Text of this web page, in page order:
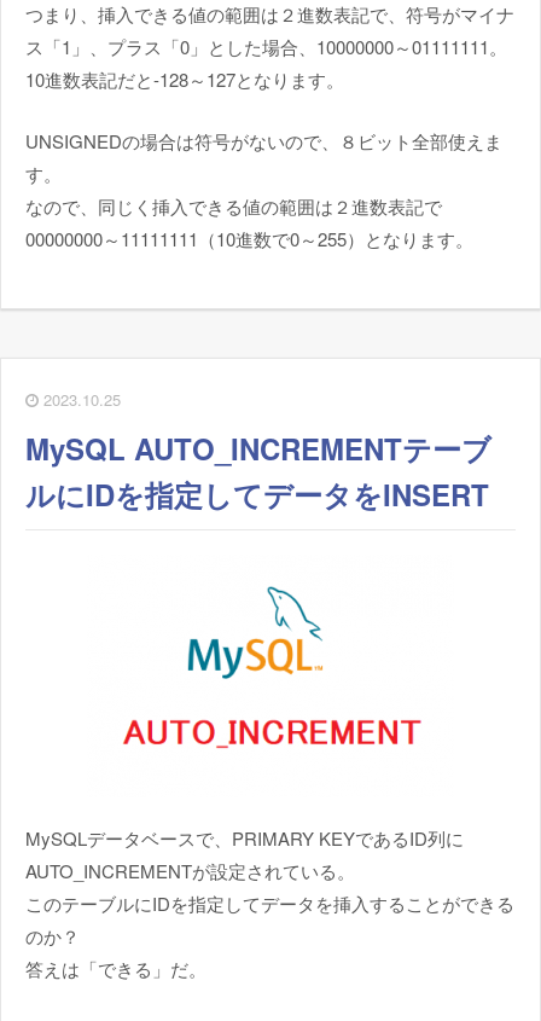
つまり、挿入できる値の範囲は２進数表記で、符号がマイナ
ス「1」、プラス「0」とした場合、10000000～01111111。
10進数表記だと-128～127となります。
UNSIGNEDの場合は符号がないので、８ビット全部使えま
す。
なので、同じく挿入できる値の範囲は２進数表記で
00000000～11111111（10進数で0～255）となります。
2023.10.25
MySQL AUTO_INCREMENTテーブ
ルにIDを指定してデータをINSERT
MySQLデータベースで、PRIMARY KEYであるID列に
AUTO_INCREMENTが設定されている。
このテーブルにIDを指定してデータを挿入することができる
のか？
答えは「できる」だ。